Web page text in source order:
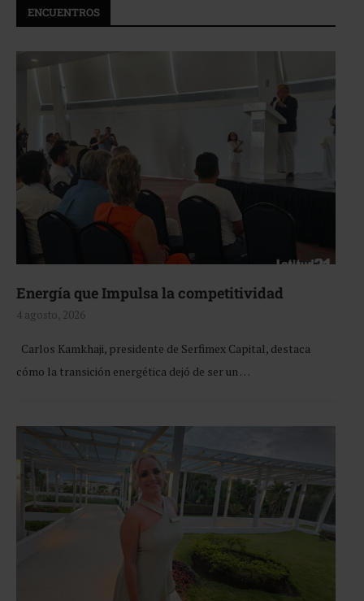
ENCUENTROS
Energía que Impulsa la competitividad
4 agosto, 2026
Carlos Kamkhaji, presidente de Serfimex Capital, destaca
cómo la transición energética dejó de ser un …